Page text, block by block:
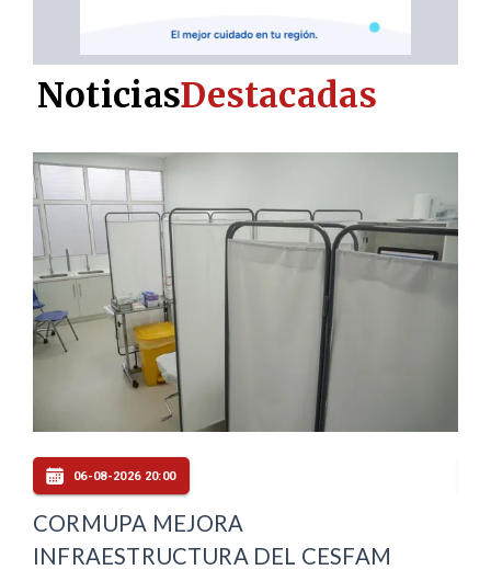
06-08-2026 20:00
CORMUPA MEJORA
INFRAESTRUCTURA DEL CESFAM
NoticiasDestacadas